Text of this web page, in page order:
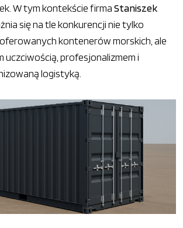
W tym kontekście firmaStaniszek
się na tle konkurencji nie tylko
kontenerów morskich, ale
uczciwością, profesjonalizmem i
logistyką.